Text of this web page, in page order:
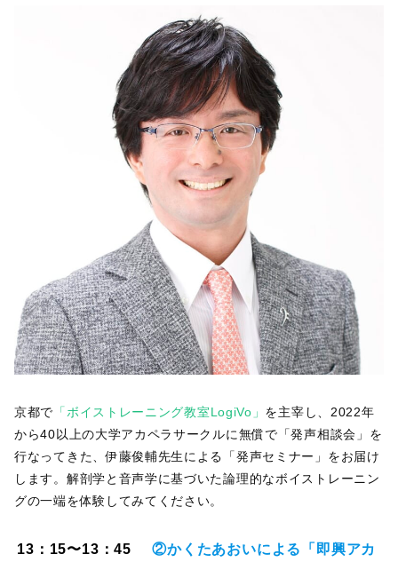
京都で 「ボイストレーニング教室LogiVo」 を主宰し、2022年
から40以上の大学アカペラサークルに無償で「発声相談会」を
行なってきた、伊藤俊輔先生による「発声セミナー」をお届け
します。解剖学と音声学に基づいた論理的なボイストレーニン
グの一端を体験してみてください。
13：15〜13：45 ②かくたあおいによる「即興アカ